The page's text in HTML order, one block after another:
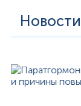
Новости